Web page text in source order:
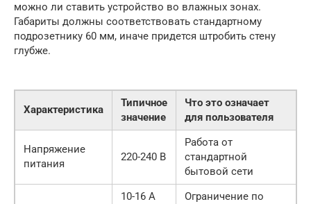
можно ли ставить устройство во влажных зонах.
Габариты должны соответствовать стандартному
подрозетнику 60 мм, иначе придется штробить стену
глубже.
Характеристика
Типичное
значение
Что это означает
для пользователя
Напряжение
питания
220-240 В
Работа от
стандартной
бытовой сети
10-16 А
Ограничение по